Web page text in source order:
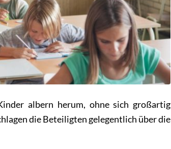
albern herum, ohne sich großartig
die Beteiligten gelegentlich über die